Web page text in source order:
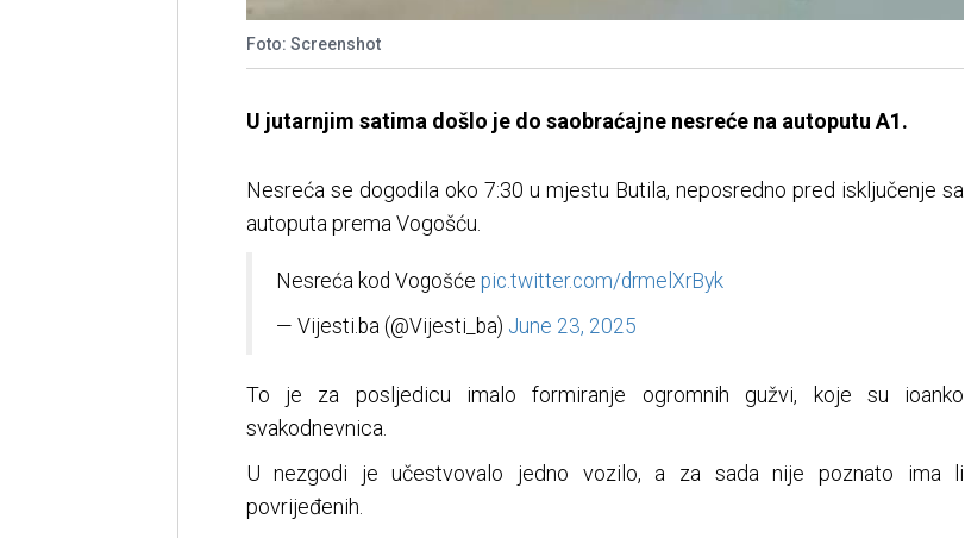
Foto: Screenshot
U jutarnjim satima došlo je do saobraćajne nesreće na autoputu A1.
Nesreća se dogodila oko 7:30 u mjestu Butila, neposredno pred isključenje sa
autoputa prema Vogošću.
Nesreća kod Vogošće pic.twitter.com/drmelXrByk
— Vijesti.ba (@Vijesti_ba) June 23, 2025
To je za posljedicu imalo formiranje ogromnih gužvi, koje su ioanko
svakodnevnica.
U nezgodi je učestvovalo jedno vozilo, a za sada nije poznato ima li
povrijeđenih.